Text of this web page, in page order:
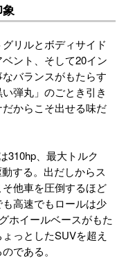
リルとボディサイド
ント、そして20イン
バランスがもたらす
弾丸」のごとき引き
からこそ出せる味だ
310hp、最大トルク
する。出だしからス
他車を圧倒するほど
高速でもロールは少
ホイールベースがもた
っとしたSUVを超え
である。